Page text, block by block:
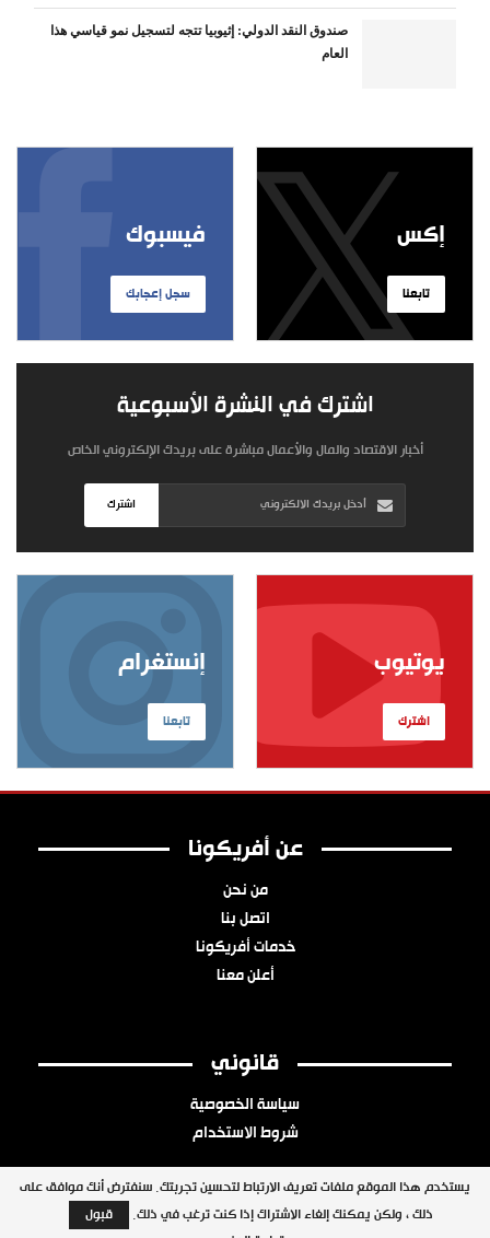
صندوق النقد الدولي: إثيوبيا تتجه لتسجيل نمو قياسي هذا
العام
فيسبوك
سجل إعجابك
إكس
تابعنا
اشترك في النشرة الأسبوعية
أخبار الاقتصاد والمال والأعمال مباشرة على بريدك الإلكتروني الخاص
اشترك
إنستغرام
تابعنا
يوتيوب
اشترك
عن أفريكونا
من نحن
اتصل بنا
خدمات أفريكونا
أعلن معنا
قانوني
سياسة الخصوصية
شروط الاستخدام
جميع الحقوق محفوظة © 2026 شبكة أفريكونا
يستخدم هذا الموقع ملفات تعريف الارتباط لتحسين تجربتك. سنفترض أنك موافق على
ذلك ، ولكن يمكنك إلغاء الاشتراك إذا كنت ترغب في ذلك.
قبول